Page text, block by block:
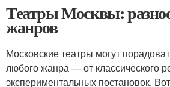
Театры Москвы:
жанров
Московские театры могут
любого жанра — от классического
экспериментальных постановок.